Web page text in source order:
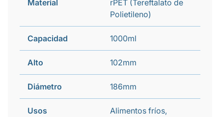
Material
rPET (Tereftalato de
Polietileno)
Capacidad 1000ml
Alto 102mm
Diámetro 186mm
Usos
Alimentos fríos,